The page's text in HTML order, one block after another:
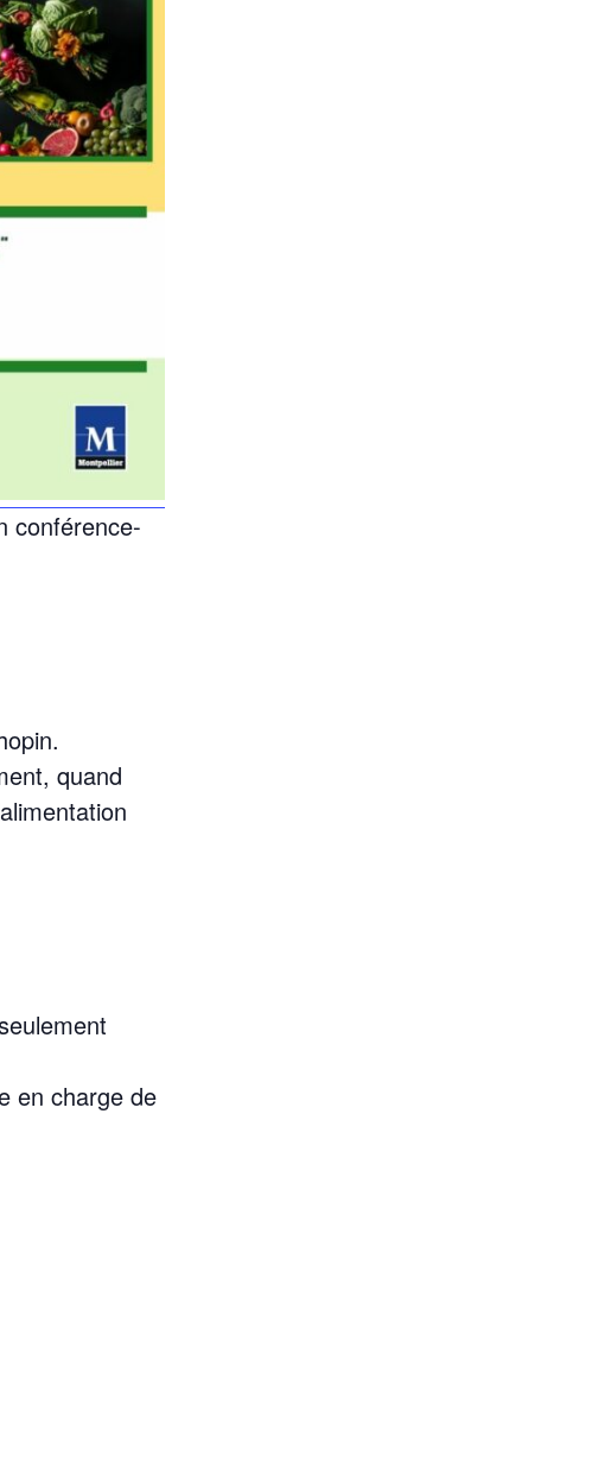
conférence-
quand
en charge de